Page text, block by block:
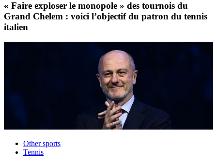
« Faire exploser le monopole » des tournois du
Grand Chelem : voici l’objectif du patron du tennis
italien
Other sports
Tennis